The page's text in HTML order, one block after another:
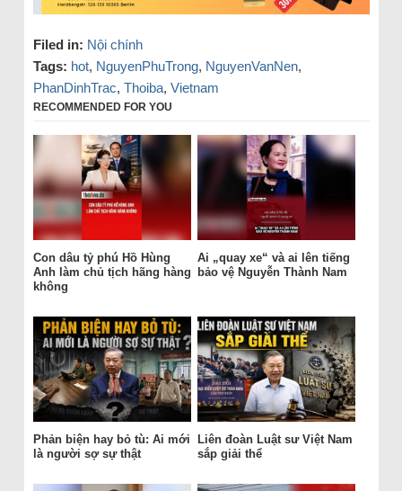
Filed in: Nội chính
Tags: hot, NguyenPhuTrong, NguyenVanNen,
PhanDinhTrac, Thoiba, Vietnam
RECOMMENDED FOR YOU
Con dâu tỷ phú Hồ Hùng
Anh làm chủ tịch hãng hàng
không
Ai „quay xe“ và ai lên tiếng
bảo vệ Nguyễn Thành Nam
Phản biện hay bỏ tù: Ai mới
là người sợ sự thật
Liên đoàn Luật sư Việt Nam
sắp giải thể